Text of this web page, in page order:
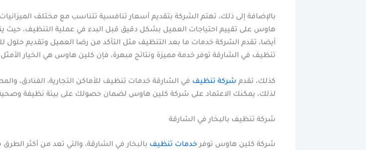
بالإضافة إلى ذلك، تهتم الشركة بتقديم أسعار تنافسية تتناسب مع مختلف
هاوس على تقييم احتياجات العميل بشكل دقيق قبل البدء في عملية التنظيف،
أيضا، تقدم الشركة خدمات ما بعد التنظيف مثل التأكد من رضا العميل وتقديم
تنظيف في الشارقة توفر خدمة مميزة ونتائج مبهرة، فإن كلين هاوس هي الخيار
كذلك، تقدم شركة تنظيف في الشارقة خدمات تنظيف للأماكن التجارية، الفنادق،
لذلك، يمكنك الاعتماد على شركة كلين هاوس لضمان حصولك على بيئة نظيفة
شركة تنظيف بالبخار في الشارقة
شركة كلين هاوس توفرخدمات تنظيف بالبخار في الشارقة، والتي تعد من أكثر